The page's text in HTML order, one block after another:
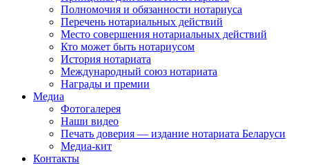
Полномочия и обязанности нотариуса
Перечень нотариальных действий
Место совершения нотариальных действий
Кто может быть нотариусом
История нотариата
Международный союз нотариата
Награды и премии
Медиа
Фотогалерея
Наши видео
Печать доверия — издание нотариата Беларуси
Медиа-кит
Контакты